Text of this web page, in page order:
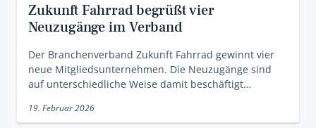
Zukunft Fahrrad begrüßt vier
Neuzugänge im Verband
Der Branchenverband Zukunft Fahrrad gewinnt vier
neue Mitgliedsunternehmen. Die Neuzugänge sind
auf unterschiedliche Weise damit beschäftigt…
19. Februar 2026